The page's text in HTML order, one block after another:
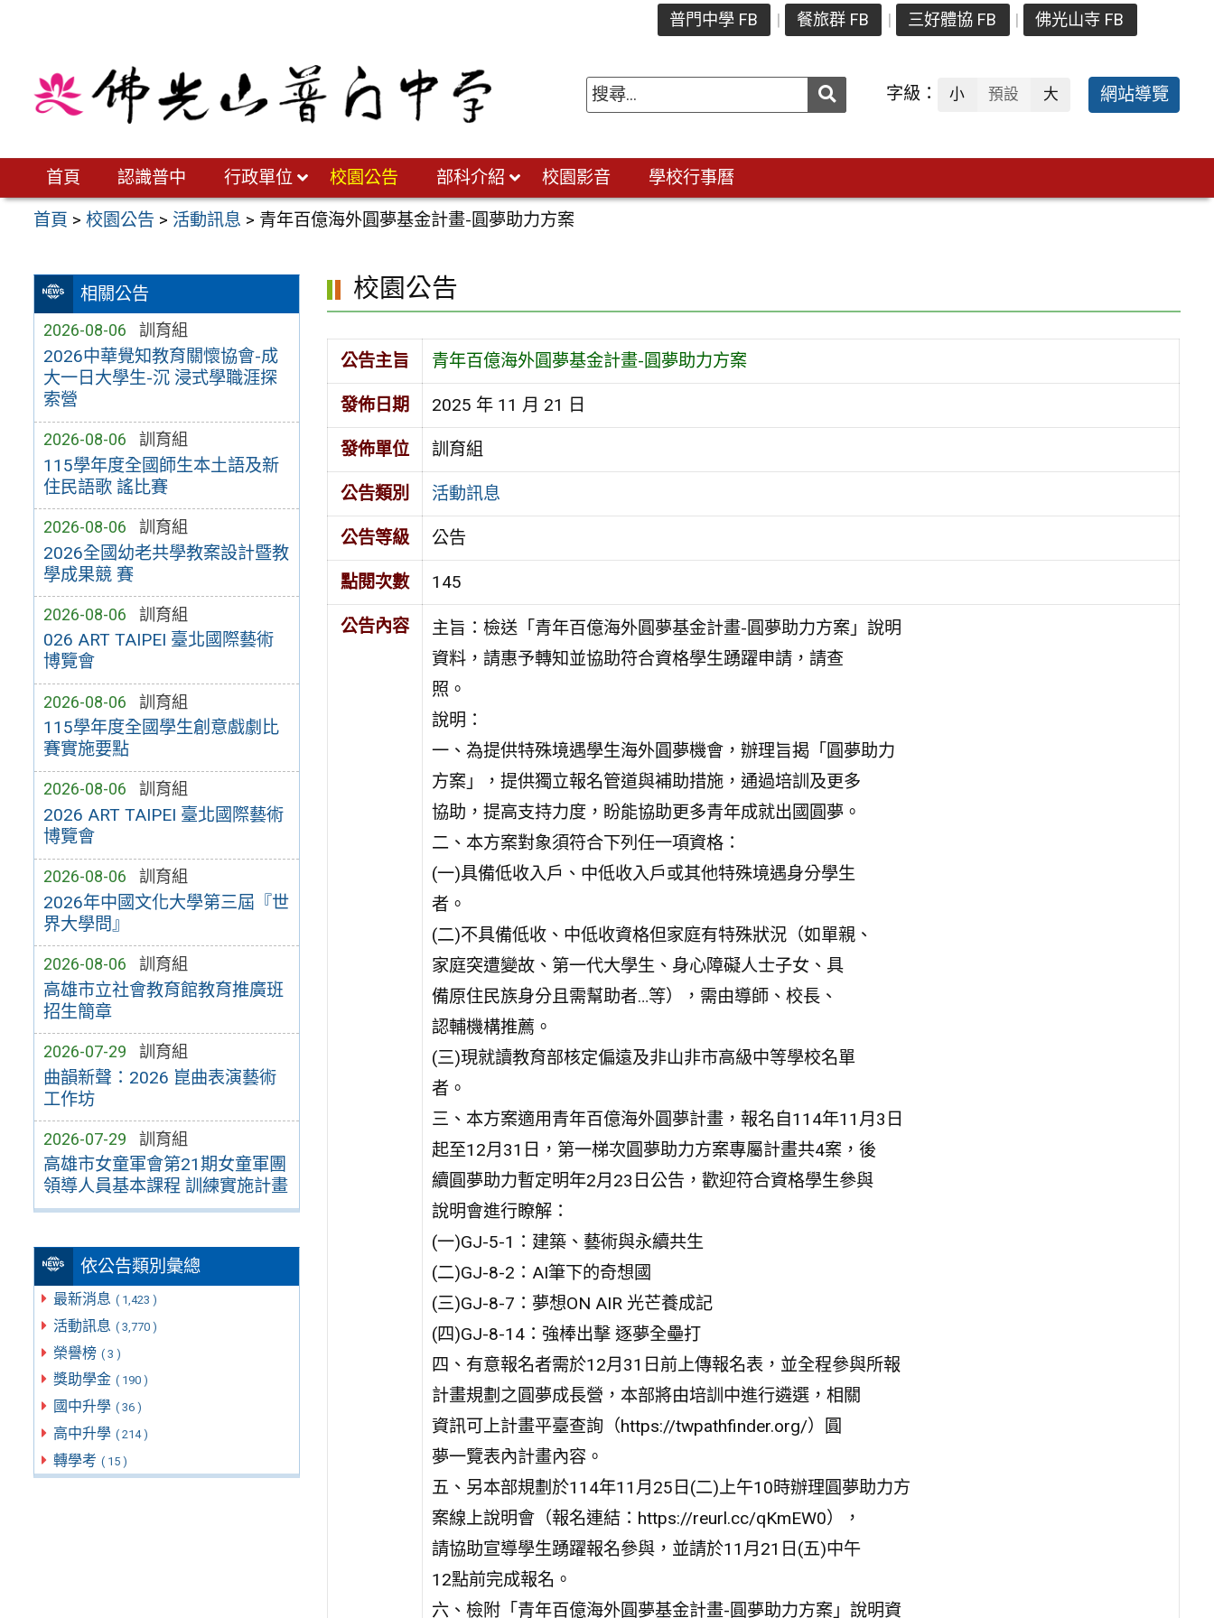
普門中學 FB 餐旅群 FB 三好體協 FB 佛光山寺 FB
送出 字級： 小 預設 大 網站導覽
首頁 認識普中 行政單位 校園公告 部科介紹 校園影音 學校行事曆
首頁 >校園公告 > 活動訊息 > 青年百億海外圓夢基金計畫-圓夢助力方案
相關公告
2026-08-06 訓育組
2026中華覺知教育關懷協會-成
大一日大學生-沉 浸式學職涯探
索營
2026-08-06 訓育組
115學年度全國師生本土語及新
住民語歌 謠比賽
2026-08-06 訓育組
2026全國幼老共學教案設計暨教
學成果競 賽
2026-08-06 訓育組
026 ART TAIPEI 臺北國際藝術
博覽會
2026-08-06 訓育組
115學年度全國學生創意戲劇比
賽實施要點
2026-08-06 訓育組
2026 ART TAIPEI 臺北國際藝術
博覽會
2026-08-06 訓育組
2026年中國文化大學第三屆『世
界大學問』
2026-08-06 訓育組
高雄市立社會教育館教育推廣班
招生簡章
2026-07-29 訓育組
曲韻新聲：2026 崑曲表演藝術
工作坊
2026-07-29 訓育組
高雄市女童軍會第21期女童軍團
領導人員基本課程 訓練實施計畫
依公告類別彙總
最新消息 ( 1,423 )
活動訊息 ( 3,770 )
榮譽榜 ( 3 )
獎助學金 ( 190 )
國中升學 ( 36 )
高中升學 ( 214 )
轉學考 ( 15 )
校園公告
公告主旨 青年百億海外圓夢基金計畫-圓夢助力方案
發佈日期 2025 年 11 月 21 日
發佈單位 訓育組
公告類別 活動訊息
公告等級 公告
點閱次數 145
公告內容
主旨：檢送「青年百億海外圓夢基金計畫-圓夢助力方案」說明
資料，請惠予轉知並協助符合資格學生踴躍申請，請查
照。
說明：
一、為提供特殊境遇學生海外圓夢機會，辦理旨揭「圓夢助力
方案」，提供獨立報名管道與補助措施，通過培訓及更多
協助，提高支持力度，盼能協助更多青年成就出國圓夢。
二、本方案對象須符合下列任一項資格：
(一)具備低收入戶、中低收入戶或其他特殊境遇身分學生
者。
(二)不具備低收、中低收資格但家庭有特殊狀況（如單親、
家庭突遭變故、第一代大學生、身心障礙人士子女、具
備原住民族身分且需幫助者…等），需由導師、校長、
認輔機構推薦。
(三)現就讀教育部核定偏遠及非山非市高級中等學校名單
者。
三、本方案適用青年百億海外圓夢計畫，報名自114年11月3日
起至12月31日，第一梯次圓夢助力方案專屬計畫共4案，後
續圓夢助力暫定明年2月23日公告，歡迎符合資格學生參與
說明會進行瞭解：
(一)GJ-5-1：建築、藝術與永續共生
(二)GJ-8-2：AI筆下的奇想國
(三)GJ-8-7：夢想ON AIR 光芒養成記
(四)GJ-8-14：強棒出擊 逐夢全壘打
四、有意報名者需於12月31日前上傳報名表，並全程參與所報
計畫規劃之圓夢成長營，本部將由培訓中進行遴選，相關
資訊可上計畫平臺查詢（https://twpathfinder.org/）圓
夢一覽表內計畫內容。
五、另本部規劃於114年11月25日(二)上午10時辦理圓夢助力方
案線上說明會（報名連結：https://reurl.cc/qKmEW0），
請協助宣導學生踴躍報名參與，並請於11月21日(五)中午
12點前完成報名。
六、檢附「青年百億海外圓夢基金計畫-圓夢助力方案」說明資